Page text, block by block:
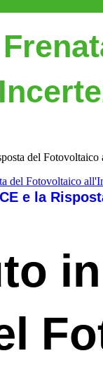
del Fotovoltaico
e la